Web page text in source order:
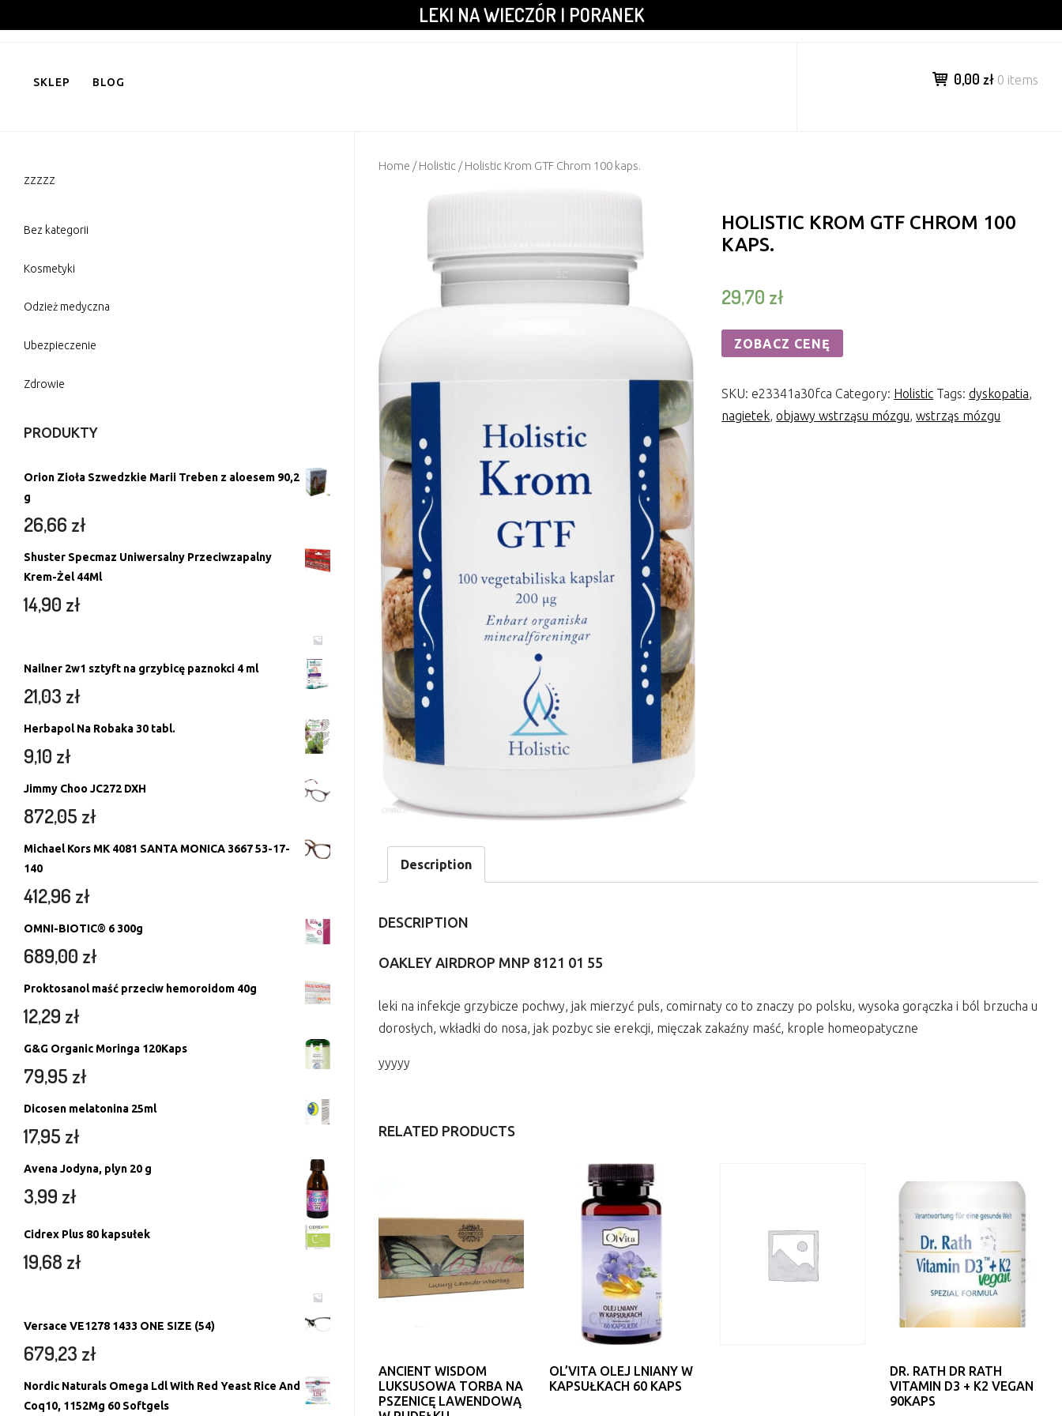
to
LEKI NA WIECZÓR I PORANEK
SKLEP BLOG 0,00 zł 0 items
Home /Holistic / Holistic Krom GTF Chrom 100 kaps.
HOLISTIC KROM GTF CHROM 100
KAPS.
29,70 zł
ZOBACZ CENĘ
SKU:e23341a30fca Category: Holistic Tags:dyskopatia,
nagietek,objawy wstrząsu mózgu,wstrząs mózgu
Description
DESCRIPTION
OAKLEY AIRDROP MNP 8121 01 55
leki na infekcje grzybicze pochwy, jak mierzyć puls, comirnaty co to znaczy po polsku, wysoka gorączka i ból brzucha u
dorosłych, wkładki do nosa, jak pozbyc sie erekcji, mięczak zakaźny maść, krople homeopatyczne
yyyyy
RELATED PRODUCTS
ANCIENT WISDOM
LUKSUSOWA TORBA NA
PSZENICĘ LAWENDOWĄ
OL’VITA OLEJ LNIANY W
KAPSUŁKACH 60 KAPS
DR. RATH DR RATH
VITAMIN D3 + K2 VEGAN
90KAPS
zzzzz
Bez kategorii
Kosmetyki
Odzież medyczna
Ubezpieczenie
Zdrowie
PRODUKTY
Orion Zioła Szwedzkie Marii Treben z aloesem 90,2
g
26,66 zł
Shuster Specmaz Uniwersalny Przeciwzapalny
Krem-Żel 44Ml
14,90 zł
Nailner 2w1 sztyft na grzybicę paznokci 4 ml
21,03 zł
Herbapol Na Robaka 30 tabl.
9,10 zł
Jimmy Choo JC272 DXH
872,05 zł
Michael Kors MK 4081 SANTA MONICA 3667 53-17-
140
412,96 zł
OMNI-BIOTIC® 6 300g
689,00 zł
Proktosanol maść przeciw hemoroidom 40g
12,29 zł
G&G Organic Moringa 120Kaps
79,95 zł
Dicosen melatonina 25ml
17,95 zł
Avena Jodyna, plyn 20 g
3,99 zł
Cidrex Plus 80 kapsułek
19,68 zł
Versace VE1278 1433 ONE SIZE (54)
679,23 zł
Nordic Naturals Omega Ldl With Red Yeast Rice And
Coq10, 1152Mg 60 Softgels